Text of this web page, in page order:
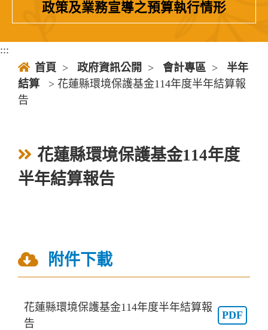
政策及業務宣導之預算執行情形
:::
首頁 > 政府資訊公開 > 會計專區 >
半年
結算
> 花蓮縣環境保護基金114年度半年結算報
告
花蓮縣環境保護基金114年度
半年結算報告
附件下載
花蓮縣環境保護基金114年度半年結算報
告
PDF